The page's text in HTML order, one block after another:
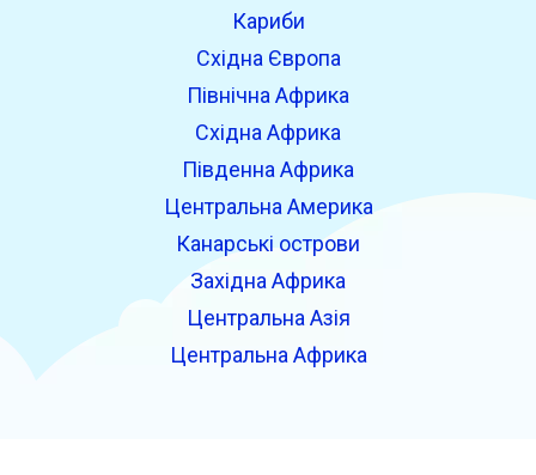
Кариби
Східна Європа
Північна Африка
Східна Африка
Південна Африка
Центральна Америка
Канарські острови
Західна Африка
Центральна Азія
Центральна Африка